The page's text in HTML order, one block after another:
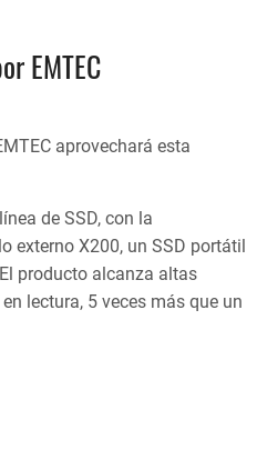
EMTEC
aprovechará esta
de SSD, con la
externo X200, un SSD portátil
producto alcanza altas
lectura, 5 veces más que un